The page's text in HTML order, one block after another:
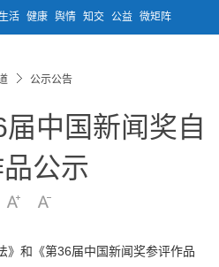
生活 健康 舆情 知交 公益 微矩阵
公示公告
中国新闻奖自
公示
》和《第36届中国新闻奖参评作品